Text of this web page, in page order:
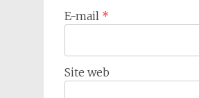
E-mail *
Site web